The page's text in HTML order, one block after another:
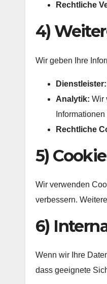
Rechtliche
4)
Wir geben Ihre
Dienstleister:
Analytik: Wir
Rechtliche
5)
Wir verwenden
verbessern.
6)
Wenn wir Ihre
dass geeignete